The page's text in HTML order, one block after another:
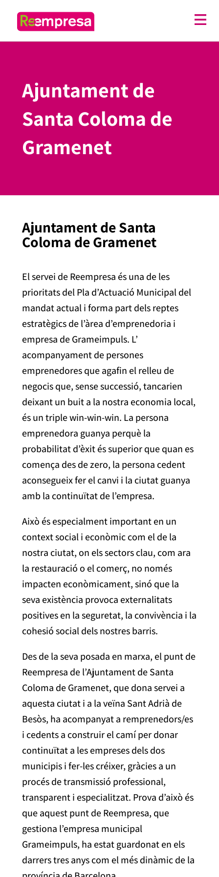
Ajuntament de
Santa Coloma de
Gramenet
Ajuntament de Santa
Coloma de Gramenet
El servei de Reempresa és una de les
prioritats del Pla d’Actuació Municipal del
mandat actual i forma part dels reptes
estratègics de l’àrea d’emprenedoria i
empresa de Grameimpuls. L’
acompanyament de persones
emprenedores que agafin el relleu de
negocis que, sense successió, tancarien
deixant un buit a la nostra economia local,
és un triple win-win-win. La persona
emprenedora guanya perquè la
probabilitat d’èxit és superior que quan es
comença des de zero, la persona cedent
aconsegueix fer el canvi i la ciutat guanya
amb la continuïtat de l’empresa.
Això és especialment important en un
context social i econòmic com el de la
nostra ciutat, on els sectors clau, com ara
la restauració o el comerç, no només
impacten econòmicament, sinó que la
seva existència provoca externalitats
positives en la seguretat, la convivència i la
cohesió social dels nostres barris.
Des de la seva posada en marxa, el punt de
Reempresa de l’Ajuntament de Santa
Coloma de Gramenet, que dona servei a
aquesta ciutat i a la veïna Sant Adrià de
Besòs, ha acompanyat a remprenedors/es
i cedents a construir el camí per donar
continuïtat a les empreses dels dos
municipis i fer-les créixer, gràcies a un
procés de transmissió professional,
transparent i especialitzat. Prova d’això és
que aquest punt de Reempresa, que
gestiona l’empresa municipal
Grameimpuls, ha estat guardonat en els
darrers tres anys com el més dinàmic de la